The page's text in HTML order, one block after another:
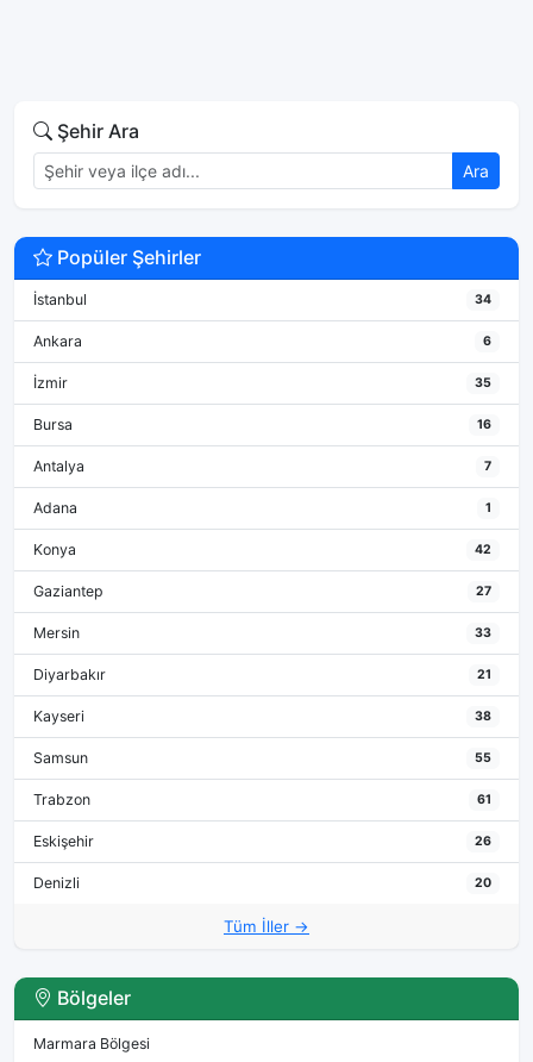
Şehir Ara
Ara
Popüler Şehirler
İstanbul 34
Ankara 6
İzmir 35
Bursa 16
Antalya 7
Adana 1
Konya 42
Gaziantep 27
Mersin 33
Diyarbakır 21
Kayseri 38
Samsun 55
Trabzon 61
Eskişehir 26
Denizli 20
Tüm İller →
Bölgeler
Marmara Bölgesi